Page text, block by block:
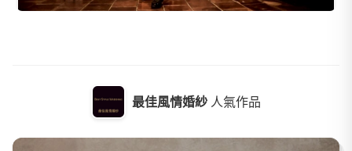
最佳風情婚紗 人氣作品